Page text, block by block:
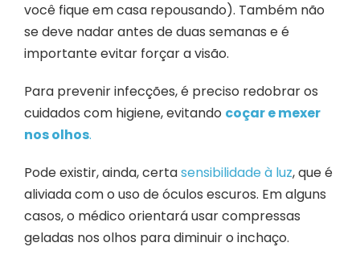
você fique em casa repousando). Também não
se deve nadar antes de duas semanas e é
importante evitar forçar a visão.
Para prevenir infecções, é preciso redobrar os
cuidados com higiene, evitando coçar e mexer
nos olhos.
Pode existir, ainda, certasensibilidade à luz, que é
aliviada com o uso de óculos escuros. Em alguns
casos, o médico orientará usar compressas
geladas nos olhos para diminuir o inchaço.